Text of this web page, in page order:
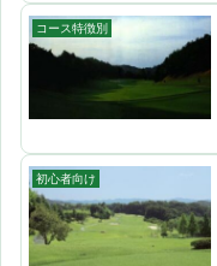
コース特徴別
初心者向け